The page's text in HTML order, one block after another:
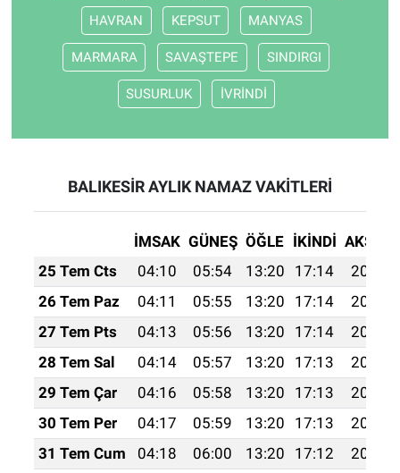
HAVRAN KEPSUT MANYAS
MARMARA SAVAŞTEPE SINDIRGI
SUSURLUK İVRİNDİ
BALIKESİR AYLIK NAMAZ VAKITLERI
İMSAK GÜNEŞ ÖĞLE İKINDI AKŞAM
25 Tem Cts
04:10 05:54 13:20 17:14
20:36
26 Tem Paz
04:11 05:55 13:20 17:14
20:35
27 Tem Pts
04:13 05:56 13:20 17:14
20:34
28 Tem Sal
04:14 05:57 13:20 17:13
20:33
29 Tem Çar
04:16 05:58 13:20 17:13
20:32
30 Tem Per
04:17 05:59 13:20 17:13
20:31
31 Tem Cum
04:18 06:00 13:20 17:12
20:30